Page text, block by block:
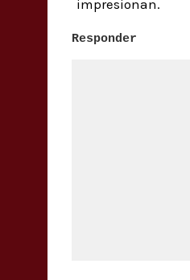
impresionan.
Responder